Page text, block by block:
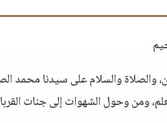
والصلاة والسلام على سيدنا محمد
ومن وحول الشهوات إلى جنات